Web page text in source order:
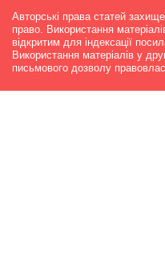
Авторські права статей
право. Використання
відкритим для індексації
Використання матеріалів у
письмового дозволу